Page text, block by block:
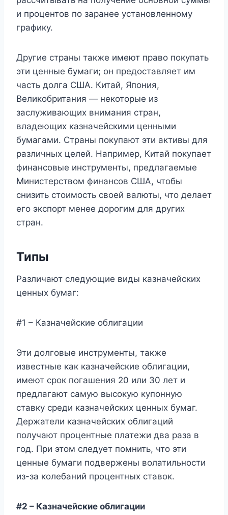
и процентов по заранее установленному
графику.
Другие страны также имеют право покупать
эти ценные бумаги; он предоставляет им
часть долга США. Китай, Япония,
Великобритания — некоторые из
заслуживающих внимания стран,
владеющих казначейскими ценными
бумагами. Страны покупают эти активы для
различных целей. Например, Китай покупает
финансовые инструменты, предлагаемые
Министерством финансов США, чтобы
снизить стоимость своей валюты, что делает
его экспорт менее дорогим для других
стран.
Типы
Различают следующие виды казначейских
ценных бумаг:
#1 – Казначейские облигации
Эти долговые инструменты, также
известные как казначейские облигации,
имеют срок погашения 20 или 30 лет и
предлагают самую высокую купонную
ставку среди казначейских ценных бумаг.
Держатели казначейских облигаций
получают процентные платежи два раза в
год. При этом следует помнить, что эти
ценные бумаги подвержены волатильности
из-за колебаний процентных ставок.
#2 – Казначейские облигации